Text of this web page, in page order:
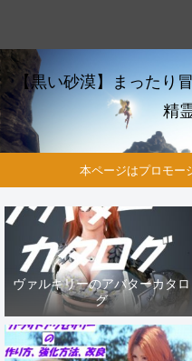
【黒い砂漠】まったり
精
本ページはプロモー
ヴァルキリーのアバターカタロ
グ